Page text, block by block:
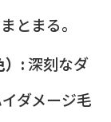
とまる。
）: 深刻なダ
ダメージ毛